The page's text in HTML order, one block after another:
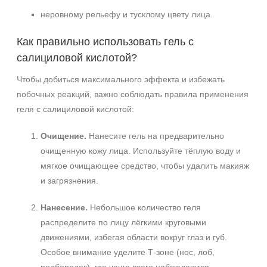
неровному рельефу и тусклому цвету лица.
Как правильно использовать гель с
салициловой кислотой?
Чтобы добиться максимального эффекта и избежать
побочных реакций, важно соблюдать правила применения
геля с салициловой кислотой:
Очищение. Нанесите гель на предварительно
очищенную кожу лица. Используйте тёплую воду и
мягкое очищающее средство, чтобы удалить макияж
и загрязнения.
Нанесение. Небольшое количество геля
распределите по лицу лёгкими круговыми
движениями, избегая области вокруг глаз и губ.
Особое внимание уделите Т-зоне (нос, лоб,